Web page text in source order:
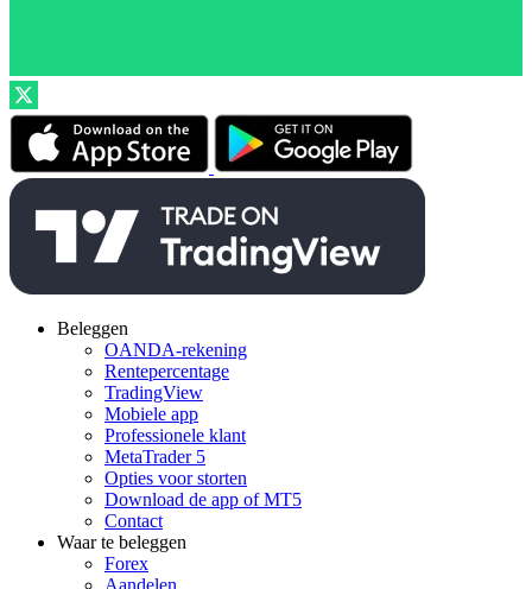
Beleggen
OANDA-rekening
Rentepercentage
TradingView
Mobiele app
Professionele klant
MetaTrader 5
Opties voor storten
Download de app of MT5
Contact
Waar te beleggen
Forex
Aandelen